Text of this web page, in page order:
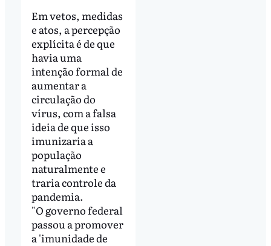
Em vetos, medidas
e atos, a percepção
explícita é de que
havia uma
intenção formal de
aumentar a
circulação do
vírus, com a falsa
ideia de que isso
imunizaria a
população
naturalmente e
traria controle da
pandemia.
"O governo federal
passou a promover
a 'imunidade de